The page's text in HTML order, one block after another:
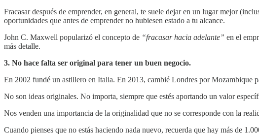
Fracasar después de emprender, en general, te suele dejar en un lugar mejor
oportunidades que antes de emprender no hubiesen estado a tu alcance.
John C. Maxwell popularizó el concepto de “fracasar hacia adelante” en el
más detalle.
3. No hace falta ser original para tener un buen negocio.
En 2002 fundé un astillero en Italia. En 2013, cambié Londres por Mozambique
No son ideas originales. No importa, siempre que estés aportando un valor
Nos venden una importancia de la originalidad que no se corresponde con la
Cuando pienses que no estás haciendo nada nuevo, recuerda que hay más de